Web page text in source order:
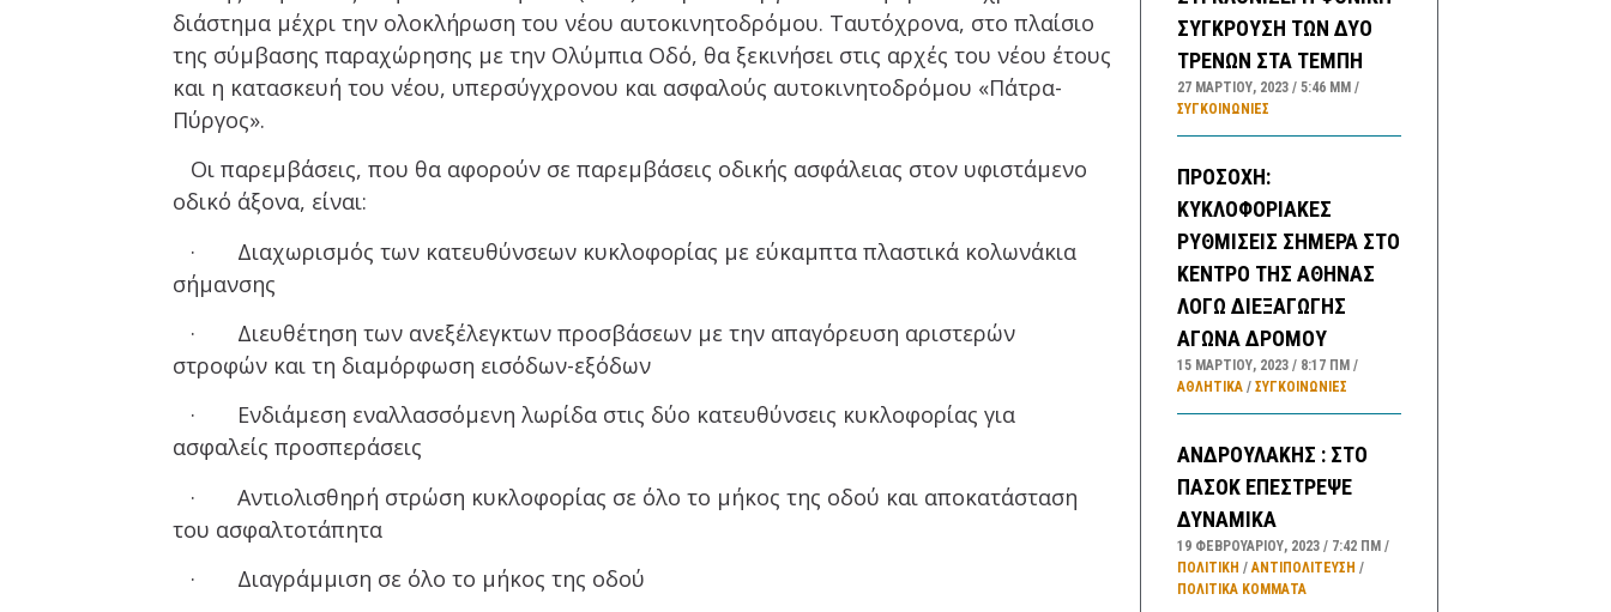
διάστημα μέχρι την ολοκλήρωση του νέου αυτοκινητοδρόμου. Ταυτόχρονα, στο πλαίσιο
της σύμβασης παραχώρησης με την Ολύμπια Οδό, θα ξεκινήσει στις αρχές του νέου έτους
και η κατασκευή του νέου, υπερσύγχρονου και ασφαλούς αυτοκινητοδρόμου «Πάτρα-
Πύργος».
Οι παρεμβάσεις, που θα αφορούν σε παρεμβάσεις οδικής ασφάλειας στον υφιστάμενο
οδικό άξονα, είναι:
· Διαχωρισμός των κατευθύνσεων κυκλοφορίας με εύκαμπτα πλαστικά κολωνάκια
σήμανσης
· Διευθέτηση των ανεξέλεγκτων προσβάσεων με την απαγόρευση αριστερών
στροφών και τη διαμόρφωση εισόδων-εξόδων
· Ενδιάμεση εναλλασσόμενη λωρίδα στις δύο κατευθύνσεις κυκλοφορίας για
ασφαλείς προσπεράσεις
· Αντιολισθηρή στρώση κυκλοφορίας σε όλο το μήκος της οδού και αποκατάσταση
του ασφαλτοτάπητα
· Διαγράμμιση σε όλο το μήκος της οδού
ΣΥΓΚΡΟΥΣΗ ΤΩΝ ΔΥΟ
ΤΡΕΝΩΝ ΣΤΑ ΤΕΜΠΗ
27 ΜΑΡΤΊΟΥ, 2023 5:46 ΜΜ
ΣΥΓΚΟΙΝΩΝΊΕΣ
ΠΡΟΣΟΧΗ:
ΚΥΚΛΟΦΟΡΙΑΚΕΣ
ΡΥΘΜΙΣΕΙΣ ΣΗΜΕΡΑ ΣΤΟ
ΚΕΝΤΡΟ ΤΗΣ ΑΘΗΝΑΣ
ΛΟΓΩ ΔΙΕΞΑΓΩΓΗΣ
ΑΓΩΝΑ ΔΡΟΜΟΥ
15 ΜΑΡΤΊΟΥ, 2023 8:17 ΠΜ
ΑΘΛΗΤΙΚΑ/ ΣΥΓΚΟΙΝΩΝΊΕΣ
ΑΝΔΡΟΥΛΑΚΗΣ : ΣΤΟ
ΠΑΣΟΚ ΕΠΕΣΤΡΕΨΕ
ΔΥΝΑΜΙΚΑ
19 ΦΕΒΡΟΥΑΡΊΟΥ, 2023 7:42 ΠΜ
ΠΟΛΙΤΙΚΗ /ΑΝΤΙΠΟΛΊΤΕΥΣΗ /
ΠΟΛΙΤΙΚΆ ΚΌΜΜΑΤΑ